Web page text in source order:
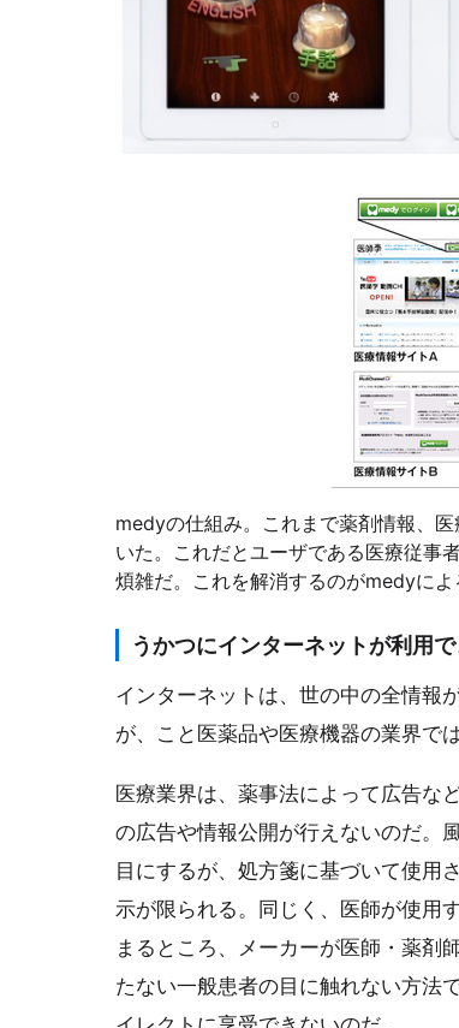
medyの仕組み。これまで薬剤情報、
いた。これだとユーザである医療従事
煩雑だ。これを解消するのがmedyによ
うかつにインターネットが利用
インターネットは、世の中の全情報
が、こと医薬品や医療機器の業界で
医療業界は、薬事法によって広告な
の広告や情報公開が行えないのだ。
目にするが、処方箋に基づいて使用
示が限られる。同じく、医師が使用
まるところ、メーカーが医師・薬剤
たない一般患者の目に触れない方法